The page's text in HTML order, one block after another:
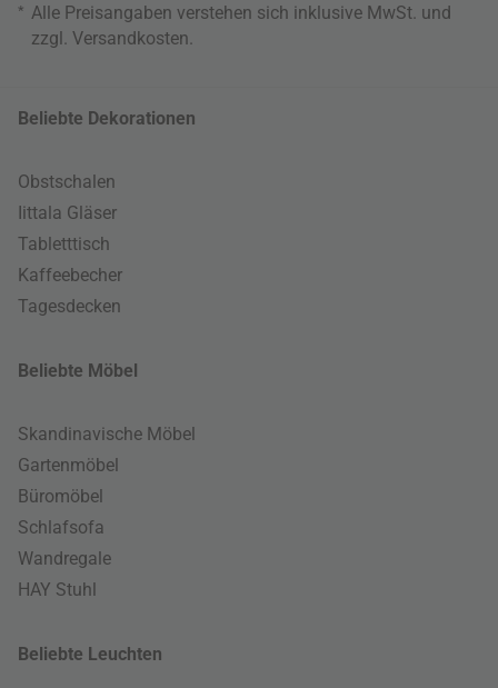
* Alle Preisangaben verstehen sich inklusive MwSt. und
zzgl. Versandkosten
Beliebte Dekorationen
Obstschalen
Iittala Gläser
Tabletttisch
Kaffeebecher
Tagesdecken
Beliebte Möbel
Skandinavische Möbel
Gartenmöbel
Büromöbel
Schlafsofa
Wandregale
HAY Stuhl
Beliebte Leuchten